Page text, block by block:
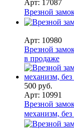
Арт: 17087
Врезной
Арт: 10980
Врезной
в продаже
500 руб.
Арт: 10991
Врезной
механизм, без